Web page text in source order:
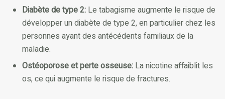
Diabète de type 2: Le tabagisme augmente le risque de
développer un diabète de type 2, en particulier chez les
personnes ayant des antécédents familiaux de la
maladie.
Ostéoporose et perte osseuse: La nicotine affaiblit les
os, ce qui augmente le risque de fractures.